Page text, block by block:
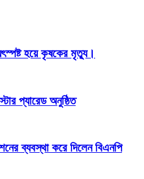
হয়ে কৃষকের মৃত্যু।
প্যারেড অনুষ্ঠিত
ব্যবস্থা করে দিলেন বিএনপি